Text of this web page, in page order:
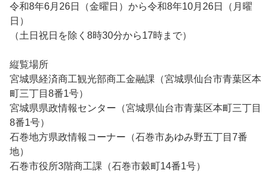
令和8年6月26日（金曜日）から令和8年10月26日（月曜
日）
（土日祝日を除く8時30分から17時まで）
縦覧場所
宮城県経済商工観光部商工金融課（宮城県仙台市青葉区本
町三丁目8番1号）
宮城県県政情報センター（宮城県仙台市青葉区本町三丁目
8番1号）
石巻地方県政情報コーナー（石巻市あゆみ野五丁目7番
地）
石巻市役所3階商工課（石巻市穀町14番1号）